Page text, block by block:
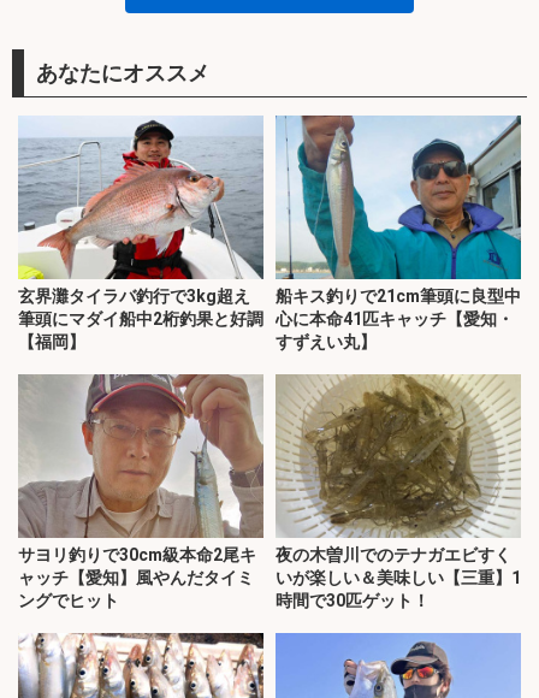
あなたにオススメ
玄界灘タイラバ釣行で3kg超え
筆頭にマダイ船中2桁釣果と好調
【福岡】
船キス釣りで21cm筆頭に良型中
心に本命41匹キャッチ【愛知・
すずえい丸】
サヨリ釣りで30cm級本命2尾キ
ャッチ【愛知】風やんだタイミ
ングでヒット
夜の木曽川でのテナガエビすく
いが楽しい＆美味しい【三重】1
時間で30匹ゲット！